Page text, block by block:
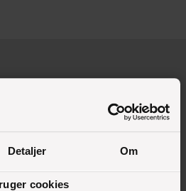
Detaljer Om
cookies
vores nyhedsmail
om Børkop Højskole og vores
vores nyhedsmail. Vi kommer
dig – det lover vi.